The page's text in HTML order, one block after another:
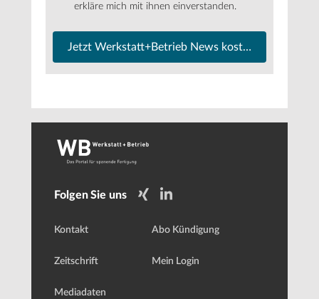
erkläre mich mit ihnen einverstanden.
Jetzt Werkstatt+Betrieb News kostenfrei
Folgen Sie uns
Kontakt
Zeitschrift
Mediadaten
Abo Kündigung
Mein Login